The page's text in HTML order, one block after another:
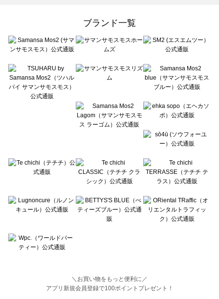
Te chichi（テチチ）の一覧
Te chichi CLASSIC（テチチ クラシック）の一覧
Lugnoncure（ルノンキュール）の一覧
BETTY'S BLUE（べティーズブルー）の一覧
Wpc.（ワールドパーティー）の一覧
ブランド一覧
＼お買い物をもっと便利に／
アプリ新規会員登録で100ポイントプレゼント！